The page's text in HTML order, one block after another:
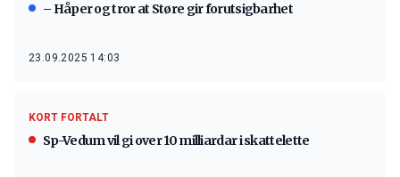
– Håper og tror at Støre gir forutsigbarhet
23.09.2025 14:03
KORT FORTALT
Sp-Vedum vil gi over 10 milliardar i skattelette